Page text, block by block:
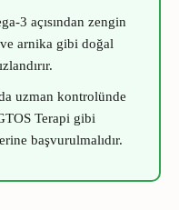
3 açısından zengin
arnika gibi doğal
uzman kontrolünde
Terapi gibi
başvurulmalıdır.